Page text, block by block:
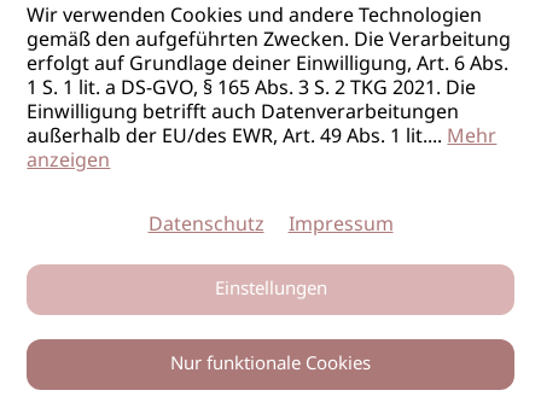
Wir verwenden Cookies und andere Technologien
gemäß den aufgeführten Zwecken. Die Verarbeitung
erfolgt auf Grundlage deiner Einwilligung, Art. 6 Abs.
1 S. 1 lit. a DS-GVO, § 165 Abs. 3 S. 2 TKG 2021. Die
Einwilligung betrifft auch Datenverarbeitungen
außerhalb der EU/des EWR, Art. 49 Abs. 1 lit....Mehr
anzeigen
Datenschutz Impressum
Einstellungen
Nur funktionale Cookies